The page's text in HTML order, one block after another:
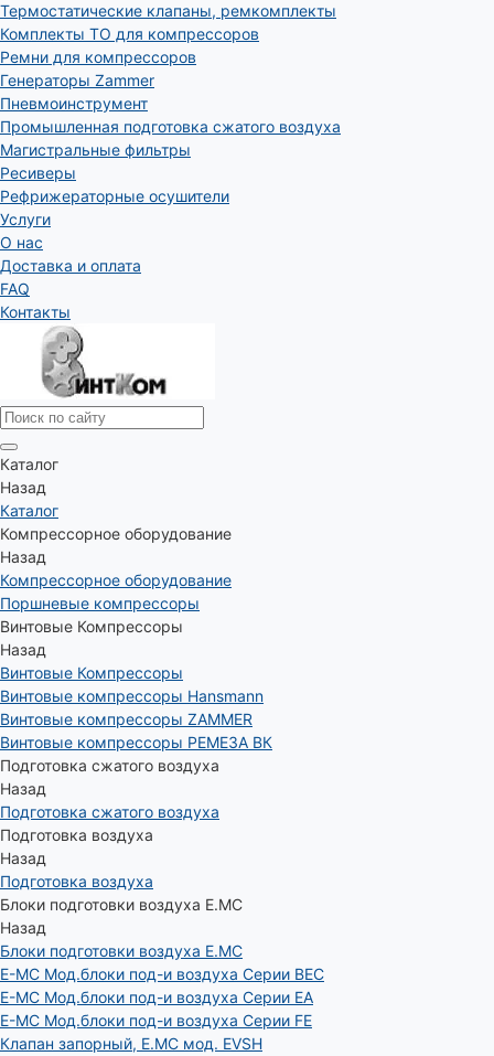
Термостатические клапаны, ремкомплекты
Комплекты ТО для компрессоров
Ремни для компрессоров
Генераторы Zammer
Пневмоинструмент
Промышленная подготовка сжатого воздуха
Магистральные фильтры
Ресиверы
Рефрижераторные осушители
Услуги
О нас
Доставка и оплата
FAQ
Контакты
Каталог
Назад
Каталог
Компрессорное оборудование
Назад
Компрессорное оборудование
Поршневые компрессоры
Винтовые Компрессоры
Назад
Винтовые Компрессоры
Винтовые компрессоры Hansmann
Винтовые компрессоры ZAMMER
Винтовые компрессоры РЕМЕЗА ВК
Подготовка сжатого воздуха
Назад
Подготовка сжатого воздуха
Подготовка воздуха
Назад
Подготовка воздуха
Блоки подготовки воздуха E.MC
Назад
Блоки подготовки воздуха E.MC
E-MC Мод.блоки под-и воздуха Серии BEC
E-MC Мод.блоки под-и воздуха Серии EA
E-MC Мод.блоки под-и воздуха Серии FE
Клапан запорный, E.MC мод. EVSH